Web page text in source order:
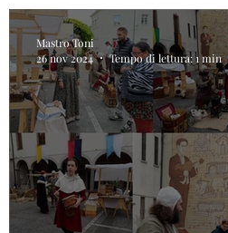
Mastro Toni
26 nov 2024
Tempo di lettura: 1 min